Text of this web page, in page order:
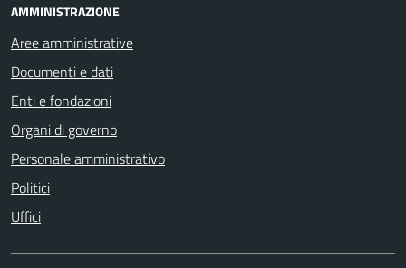
AMMINISTRAZIONE
Aree amministrative
Documenti e dati
Enti e fondazioni
Organi di governo
Personale amministrativo
Politici
Uffici